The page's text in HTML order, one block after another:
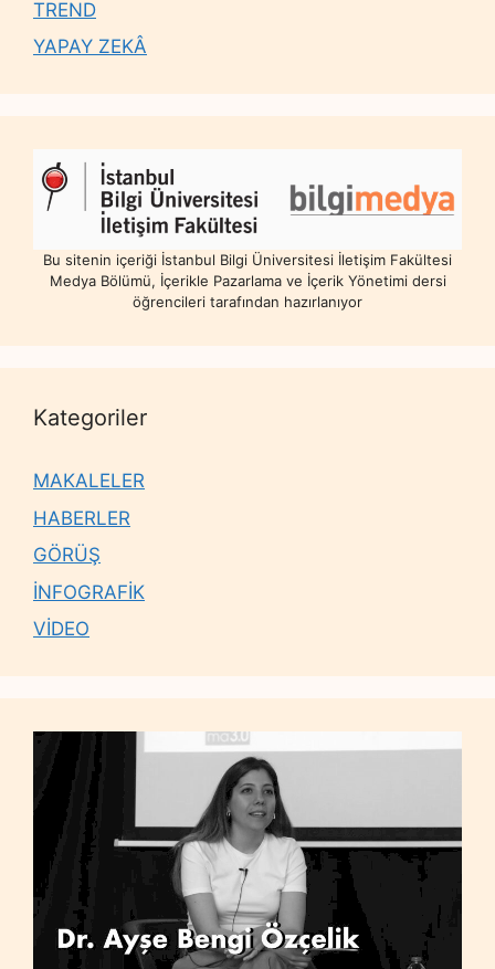
TREND
YAPAY ZEKÂ
Bu sitenin içeriği İstanbul Bilgi Üniversitesi İletişim Fakültesi
Medya Bölümü, İçerikle Pazarlama ve İçerik Yönetimi dersi
öğrencileri tarafından hazırlanıyor
Kategoriler
MAKALELER
HABERLER
GÖRÜŞ
İNFOGRAFİK
VİDEO